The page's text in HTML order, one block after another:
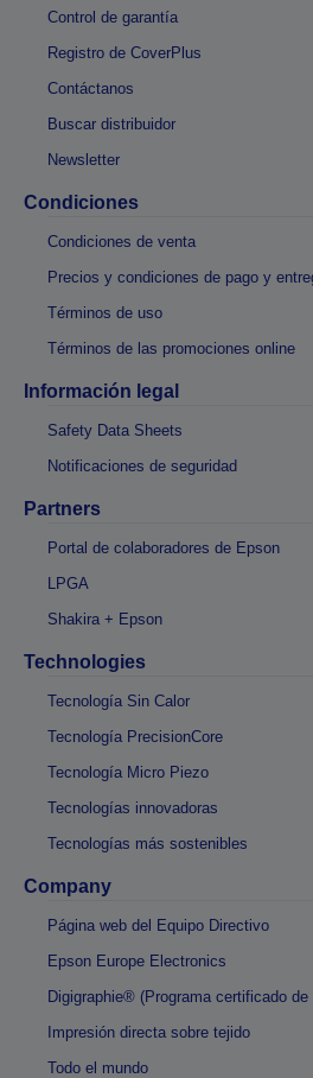
Control de garantía
Registro de CoverPlus
Contáctanos
Buscar distribuidor
Newsletter
Condiciones
Condiciones de venta
Precios y condiciones de pago y
Términos de uso
Términos de las promociones online
Información legal
Safety Data Sheets
Notificaciones de seguridad
Partners
Portal de colaboradores de Epson
LPGA
Shakira + Epson
Technologies
Tecnología Sin Calor
Tecnología PrecisionCore
Tecnología Micro Piezo
Tecnologías innovadoras
Tecnologías más sostenibles
Company
Página web del Equipo Directivo
Epson Europe Electronics
Digigraphie® (Programa certificado
Impresión directa sobre tejido
Todo el mundo